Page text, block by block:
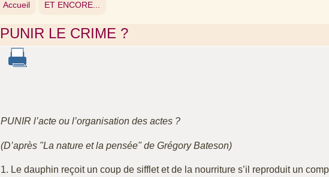
Accueil ET ENCORE...
PUNIR LE CRIME ?
PUNIR l’acte ou l’organisation des actes ?
(D’après "La nature et la pensée" de Grégory Bateson)
1. Le dauphin reçoit un coup de sifflet et de la nourriture s’il reproduit un